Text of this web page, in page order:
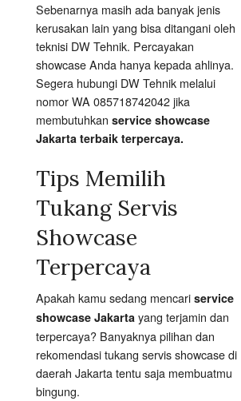
Sebenarnya masih ada banyak jenis
kerusakan lain yang bisa ditangani oleh
teknisi DW Tehnik. Percayakan
showcase Anda hanya kepada ahlinya.
Segera hubungi DW Tehnik melalui
nomor WA 085718742042 jika
membutuhkan service showcase
Jakarta terbaik terpercaya.
Tips Memilih
Tukang Servis
Showcase
Terpercaya
Apakah kamu sedang mencari service
showcase Jakarta yang terjamin dan
terpercaya? Banyaknya pilihan dan
rekomendasi tukang servis showcase di
daerah Jakarta tentu saja membuatmu
bingung.